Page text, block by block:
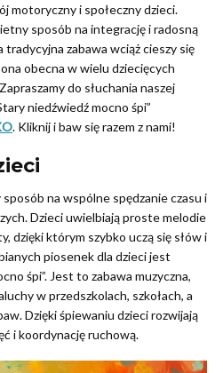
motoryczny i społeczny dzieci.
sposób na integrację i radosną
zabawa wciąż cieszy się
obecna w wielu dziecięcych
do słuchania naszej
niedźwiedź mocno śpi”
. Kliknij i baw się razem z nami!
na wspólne spędzanie czasu i
Dzieci uwielbiają proste melodie
dzięki którym szybko uczą się słów i
piosenek dla dzieci jest
śpi”. Jest to zabawa muzyczna,
w przedszkolach, szkołach, a
Dzięki śpiewaniu dzieci rozwijają
i koordynację ruchową.